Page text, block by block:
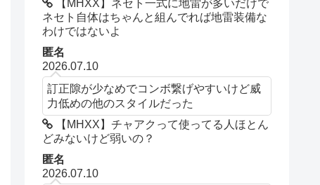
【MHXX】ネセト一式に地雷が多いだけで
ネセト自体はちゃんと組んでれば地雷装備な
わけではないよ
匿名
2026.07.10
訂正隙が少なめでコンボ繋げやすいけど威
力低めの他のスタイルだった
【MHXX】チャアクって使ってる人ほとん
どみないけど弱いの？
匿名
2026.07.10